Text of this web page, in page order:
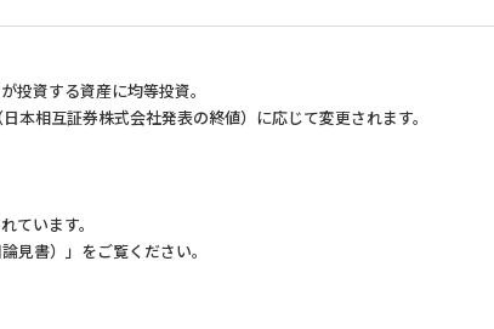
資する資産に均等投資。
本相互証券株式会社発表の終値）に応じて変更されます。
ています。
見書）」をご覧ください。